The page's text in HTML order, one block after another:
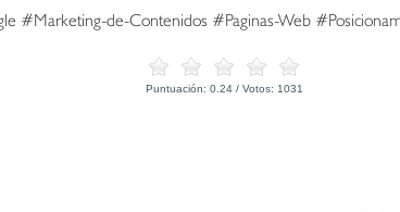
#Marketing-de-Contenidos #Paginas-Web
Puntuación: 0.24/ Votos: 1031